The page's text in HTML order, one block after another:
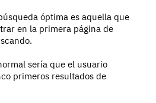
óptima es aquella que
en la primera página de
sería que el usuario
primeros resultados de